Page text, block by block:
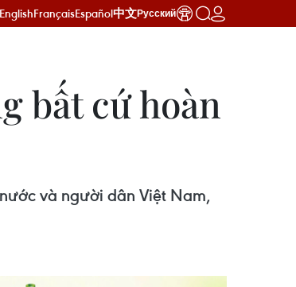
EnglishFrançaisEspañol中文Русский
bất cứ hoàn
và người dân Việt Nam,